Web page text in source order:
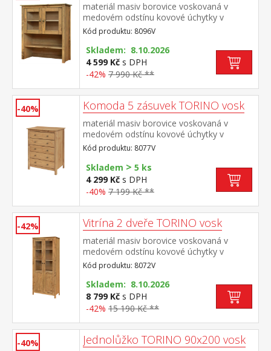
materiál masiv borovice voskovaná v
medovém odstínu kovové úchytky v
barevném provedení černěná mosaz 2
prosklené dveře, 1 police nástavec
příborníku 8095V
Kód produktu: 8096V
Skladem: 8.10.2026
4 599 Kč s DPH
-42% 7 990 Kč **
-40% Komoda 5 zásuvek TORINO vosk
materiál masiv borovice voskovaná v
medovém odstínu kovové úchytky v
barevném provedení černěná mosaz pět
zásuvek s kovovými pojezdy
Kód produktu: 8077V
Skladem > 5 ks
4 299 Kč s DPH
-40% 7 199 Kč **
-42% Vitrína 2 dveře TORINO vosk
materiál masiv borovice voskovaná v
medovém odstínu kovové úchytky v
barevném provedení černěná mosaz dvoje
částečně prosklené dveře, čtyři police
Kód produktu: 8072V
Skladem: 8.10.2026
8 799 Kč s DPH
-42% 15 190 Kč **
-40% Jednolůžko TORINO 90x200 vosk